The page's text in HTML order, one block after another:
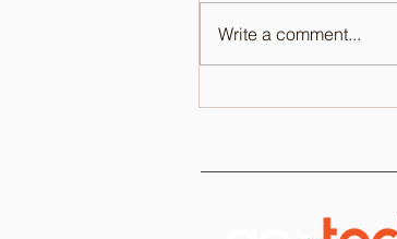
Write a comment...